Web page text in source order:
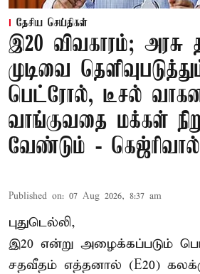
தேசிய செய்திகள்
இ20 விவகாரம்; அரசு
முடிவை
பெட்ரோல், டீசல்
வாங்குவதை மக்கள்
வேண்டும் - கெஜ்ரிவால்
Published on: 07 Aug 2026, 8:37 am
புதுடெல்லி,
இ20 என்று அழைக்கப்படும்
சதவீதம் எத்தனால் (E20)